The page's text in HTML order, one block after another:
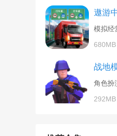
遨游
模拟经
680MB
战地
角色扮
292MB